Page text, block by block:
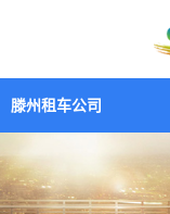
滕州租车公司